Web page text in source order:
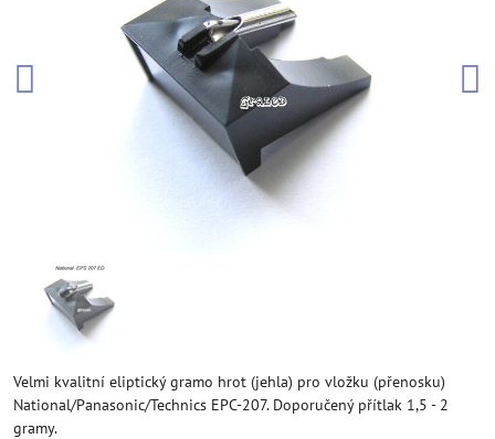
Velmi kvalitní eliptický gramo hrot (jehla) pro vložku (přenosku)
National/Panasonic/Technics EPC-207. Doporučený přítlak 1,5 - 2
gramy.